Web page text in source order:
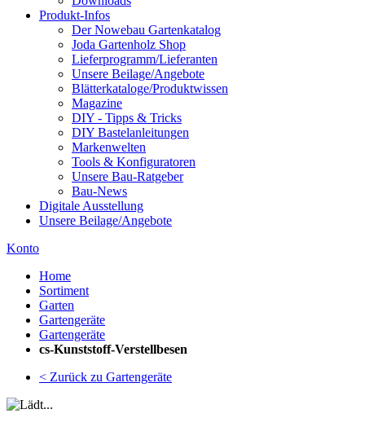
Produkt-Infos
Der Nowebau Gartenkatalog
Joda Gartenholz Shop
Lieferprogramm/Lieferanten
Unsere Beilage/Angebote
Blätterkataloge/Produktwissen
Magazine
DIY - Tipps & Tricks
DIY Bastelanleitungen
Markenwelten
Tools & Konfiguratoren
Unsere Bau-Ratgeber
Bau-News
Digitale Ausstellung
Unsere Beilage/Angebote
Konto
Home
Sortiment
Garten
Gartengeräte
Gartengeräte
cs-Kunststoff-Verstellbesen
< Zurück zu Gartengeräte